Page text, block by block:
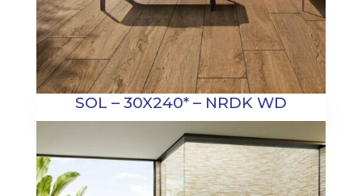
SOL – 30X240* – NRDK WD